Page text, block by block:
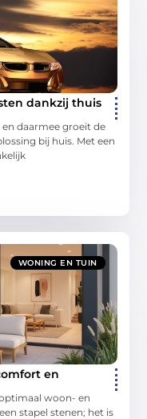
dankzij thuis
daarmee groeit de
bij huis. Met een
WONING EN TUIN
en
woon- en
stapel stenen; het is